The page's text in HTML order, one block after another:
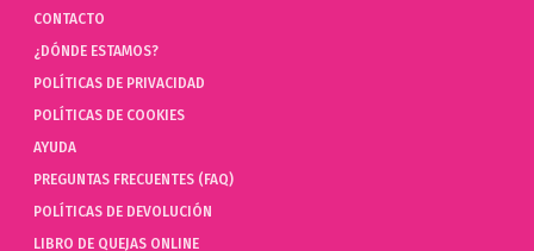
CONTACTO
¿DÓNDE ESTAMOS?
POLÍTICAS DE PRIVACIDAD
POLÍTICAS DE COOKIES
AYUDA
PREGUNTAS FRECUENTES (FAQ)
POLÍTICAS DE DEVOLUCIÓN
LIBRO DE QUEJAS ONLINE